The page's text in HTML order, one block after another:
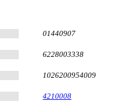
01440907
6228003338
1026200954009
4210008